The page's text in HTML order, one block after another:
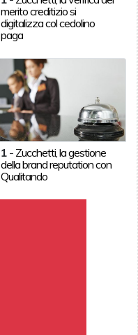
merito creditizio si
digitalizza col cedolino
paga
1 - Zucchetti, la gestione
della brand reputation con
Qualitando